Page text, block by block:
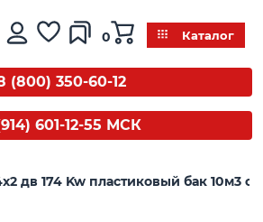
0 Каталог
(800) 350-60-12
601-12-55 МСК
дв 174 Kw пластиковый бак 10м3